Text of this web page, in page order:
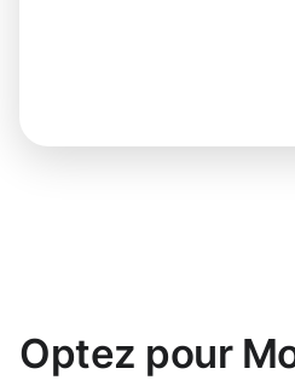
Optez pour